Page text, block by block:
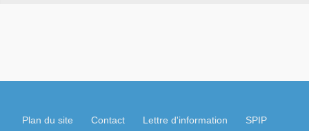
Plan du site Contact Lettre d'information SPIP